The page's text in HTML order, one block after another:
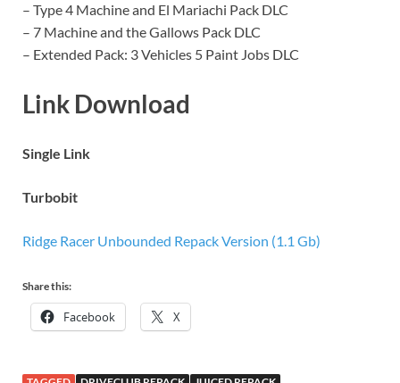
– Type 4 Machine and El Mariachi Pack DLC
– 7 Machine and the Gallows Pack DLC
– Extended Pack: 3 Vehicles 5 Paint Jobs DLC
Link Download
Single Link
Turbobit
Ridge Racer Unbounded Repack Version (1.1 Gb)
Share this:
Facebook X